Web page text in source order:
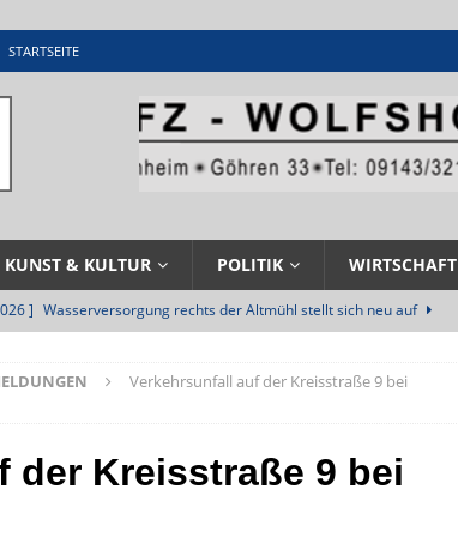
STARTSEITE
KUNST & KULTUR POLITIK WIRTSCHAFT
] Wasserversorgung rechts der Altmühl stellt sich neu auf
] Sommerabendmusik mit Pop und Musicalklängen in
] Stellenangebot beim Wasserzweckverband links der Altmühl
Verkehrsunfall auf der Kreisstraße 9 bei
der Kreisstraße 9 bei